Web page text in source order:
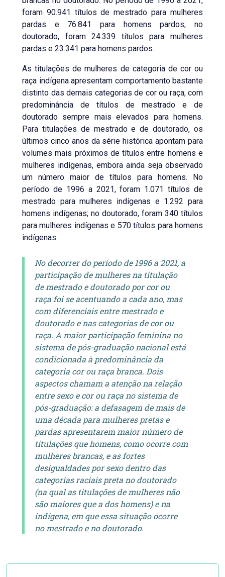
foram 90.941 títulos de mestrado para mulheres
pardas e 76.841 para homens pardos; no
doutorado, foram 24.339 títulos para mulheres
pardas e 23.341 para homens pardos.
As titulações de mulheres de categoria de cor ou
raça indígena apresentam comportamento bastante
distinto das demais categorias de cor ou raça, com
predominância de títulos de mestrado e de
doutorado sempre mais elevados para homens.
Para titulações de mestrado e de doutorado, os
últimos cinco anos da série histórica apontam para
volumes mais próximos de títulos entre homens e
mulheres indígenas, embora ainda seja observado
um número maior de títulos para homens. No
período de 1996 a 2021, foram 1.071 títulos de
mestrado para mulheres indígenas e 1.292 para
homens indígenas; no doutorado, foram 340 títulos
para mulheres indígenas e 570 títulos para homens
indígenas.
No decorrer do período de 1996 a 2021, a
participação de mulheres na titulação
de mestrado e doutorado por cor ou
raça foi se acentuando a cada ano, mas
com diferenciais entre mestrado e
doutorado e nas categorias de cor ou
raça. A maior participação feminina no
sistema de pós-graduação nacional está
condicionada à predominância da
categoria cor ou raça branca. Dois
aspectos chamam a atenção na relação
entre sexo e cor ou raça no sistema de
pós-graduação: a defasagem de mais de
uma década para mulheres pretas e
pardas apresentarem maior número de
titulações que homens, como ocorre com
mulheres brancas, e as fortes
desigualdades por sexo dentro das
categorias raciais preta no doutorado
(na qual as titulações de mulheres não
são maiores que a dos homens) e na
indígena, em que essa situação ocorre
no mestrado e no doutorado.